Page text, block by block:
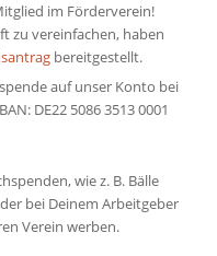
im Förderverein!
zu vereinfachen, haben
bereitgestellt.
auf unser Konto bei
DE22 5086 3513 0001
wie z. B. Bälle
bei Deinem Arbeitgeber
Verein werben.